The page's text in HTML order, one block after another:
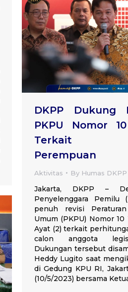
DKPP Dukung
PKPU Nomor
Terkait
Perempuan
Aktivitas By Humas DKPP
Jakarta, DKPP –
Penyelenggara Pemilu
penuh revisi
Umum (PKPU) Nomor
Ayat (2) terkait
calon anggota
Dukungan tersebut
Heddy Lugito saat
di Gedung KPU RI,
(10/5/2023) bersama